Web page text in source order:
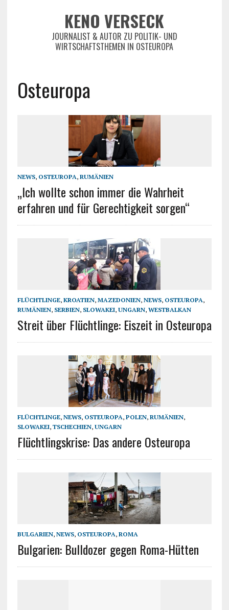
KENO VERSECK
JOURNALIST & AUTOR ZU POLITIK- UND
WIRTSCHAFTSTHEMEN IN OSTEUROPA
Osteuropa
NEWS, OSTEUROPA, RUMÄNIEN
„Ich wollte schon immer die Wahrheit
erfahren und für Gerechtigkeit sorgen“
FLÜCHTLINGE, KROATIEN, MAZEDONIEN, NEWS, OSTEUROPA,
RUMÄNIEN, SERBIEN, SLOWAKEI, UNGARN, WESTBALKAN
Streit über Flüchtlinge: Eiszeit in Osteuropa
FLÜCHTLINGE, NEWS, OSTEUROPA, POLEN, RUMÄNIEN,
SLOWAKEI, TSCHECHIEN, UNGARN
Flüchtlingskrise: Das andere Osteuropa
BULGARIEN, NEWS, OSTEUROPA, ROMA
Bulgarien: Bulldozer gegen Roma-Hütten